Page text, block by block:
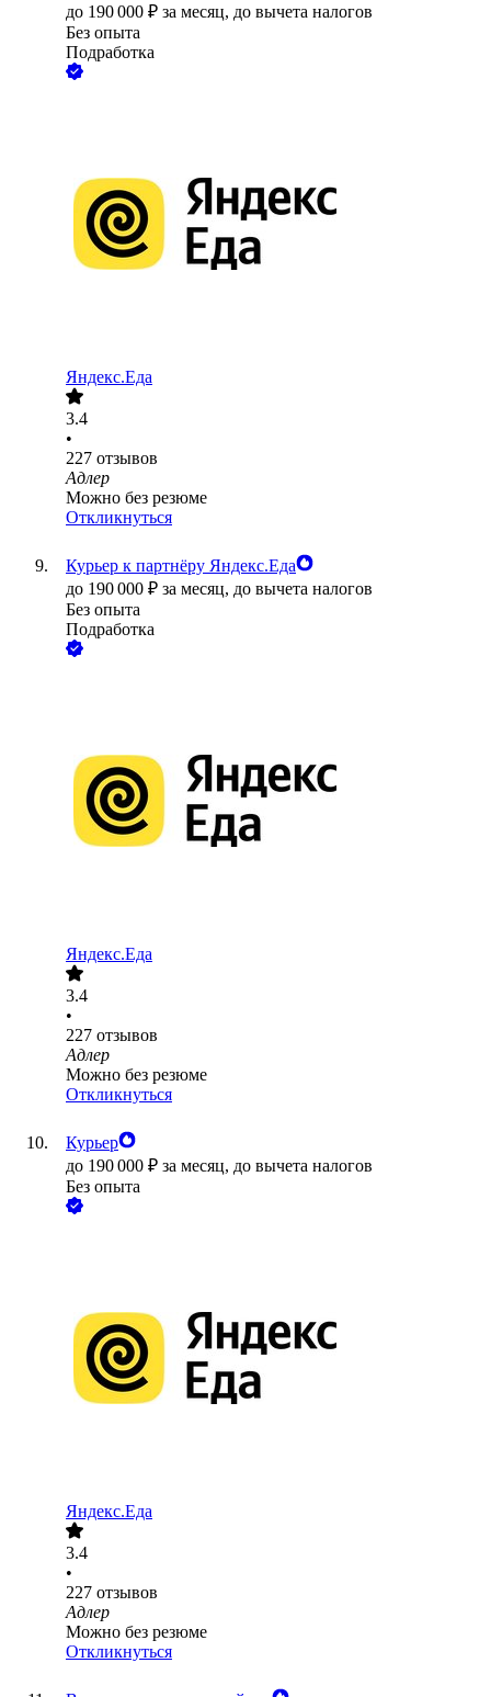
до 190 000 ₽ за месяц, до вычета налогов
Без опыта
Подработка
Яндекс.Еда
3.4
•
227 отзывов
Адлер
Можно без резюме
Откликнуться
Курьер к партнёру Яндекс.Еда
до 190 000 ₽ за месяц, до вычета налогов
Без опыта
Подработка
Яндекс.Еда
3.4
•
227 отзывов
Адлер
Можно без резюме
Откликнуться
Курьер
до 190 000 ₽ за месяц, до вычета налогов
Без опыта
Яндекс.Еда
3.4
•
227 отзывов
Адлер
Можно без резюме
Откликнуться